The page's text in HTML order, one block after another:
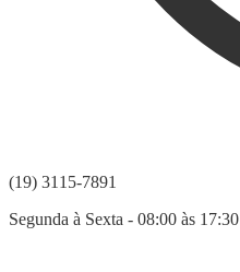
(19) 3115-7891
Segunda à Sexta - 08:00 às 17:30